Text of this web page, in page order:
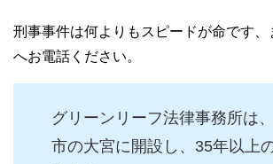
刑事事件は何よりもスピードが命です
へお電話ください。
グリーンリーフ法律事務所は
市の大宮に開設し、35年以上